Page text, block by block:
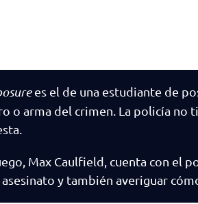
es el de una estudiante de
o arma del crimen. La policía no
Max Caulfield, cuenta con el
y también averiguar